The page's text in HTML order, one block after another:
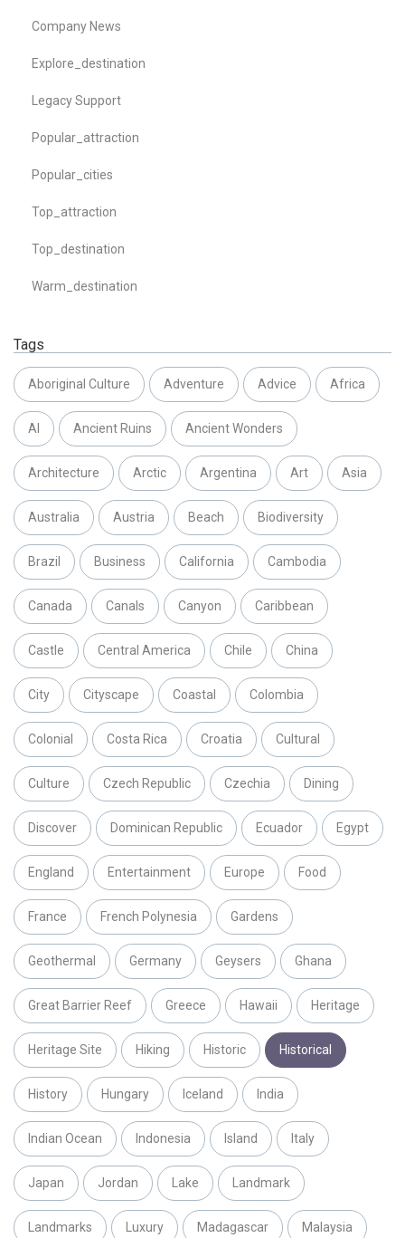
Company News
Explore_destination
Legacy Support
Popular_attraction
Popular_cities
Top_attraction
Top_destination
Warm_destination
Tags
Aboriginal Culture Adventure Advice Africa
AI Ancient Ruins Ancient Wonders
Architecture Arctic Argentina Art Asia
Australia Austria Beach Biodiversity
Brazil Business California Cambodia
Canada Canals Canyon Caribbean
Castle Central America Chile China
City Cityscape Coastal Colombia
Colonial Costa Rica Croatia Cultural
Culture Czech Republic Czechia Dining
Discover Dominican Republic Ecuador Egypt
England Entertainment Europe Food
France French Polynesia Gardens
Geothermal Germany Geysers Ghana
Great Barrier Reef Greece Hawaii Heritage
Heritage Site Hiking Historic Historical
History Hungary Iceland India
Indian Ocean Indonesia Island Italy
Japan Jordan Lake Landmark
Landmarks Luxury Madagascar Malaysia